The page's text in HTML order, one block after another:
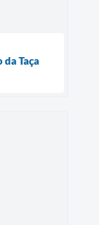
Taça